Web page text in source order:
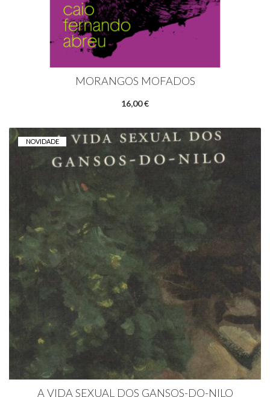
MORANGOS MOFADOS
16,00 €
NOVIDADE
A VIDA SEXUAL DOS GANSOS-DO-NILO